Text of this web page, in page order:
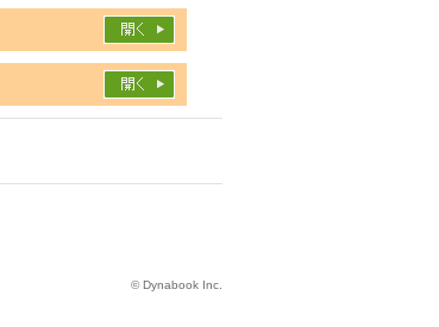
© Dynabook Inc.